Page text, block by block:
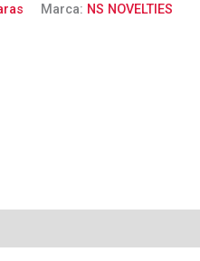
Marca: NS NOVELTIES